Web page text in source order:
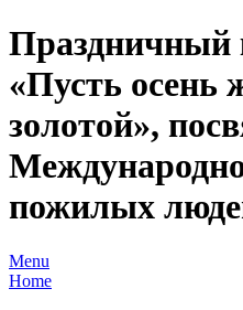
Праздничный
«Пусть осень
золотой»,
пожилых
Menu
Home